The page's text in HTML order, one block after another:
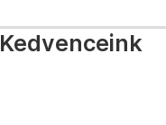
Kedvenceink